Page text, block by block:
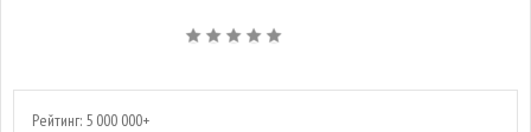
Рейтинг: 5 000 000+